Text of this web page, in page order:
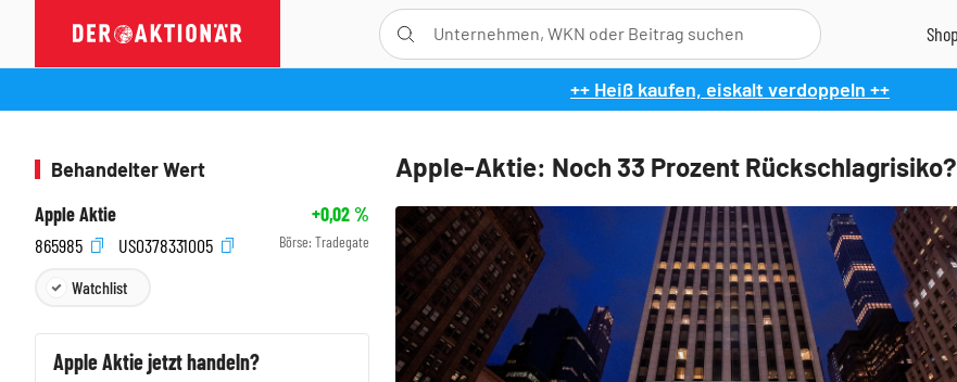
++ Heiß kaufen, eiskalt verdoppeln ++
Apple-Aktie: Noch 33 Prozent Rückschlagrisiko?
Behandelter Wert
Apple Aktie
+0,02%
865985
US0378331005 Börse: Tradegate
Watchlist
AppleAktie jetzt handeln?